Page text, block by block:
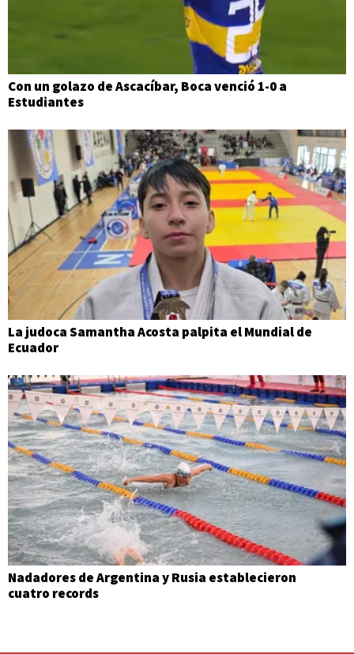
Con un golazo de Ascacíbar, Boca venció 1-0 a
Estudiantes
La judoca Samantha Acosta palpita el Mundial de
Ecuador
Nadadores de Argentina y Rusia establecieron
cuatro records